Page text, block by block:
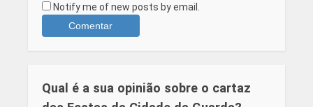
Notify me of new posts by email.
Qual é a sua opinião sobre o cartaz